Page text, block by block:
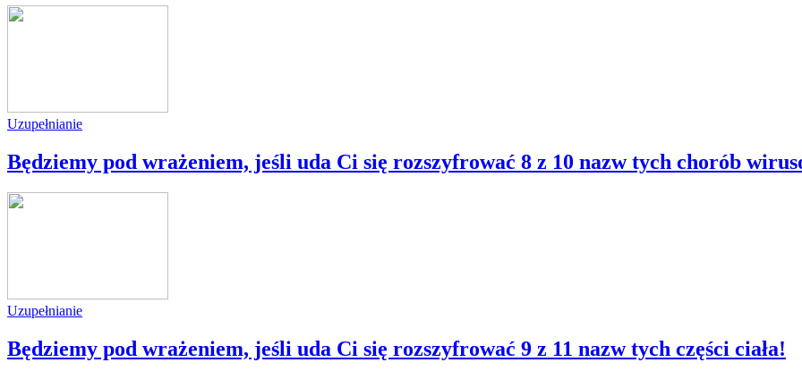
Uzupełnianie
Będziemy pod wrażeniem, jeśli uda Ci się rozszyfrować 8 z 10 nazw tych chorób
Uzupełnianie
Będziemy pod wrażeniem, jeśli uda Ci się rozszyfrować 9 z 11 nazw tych części ciała!